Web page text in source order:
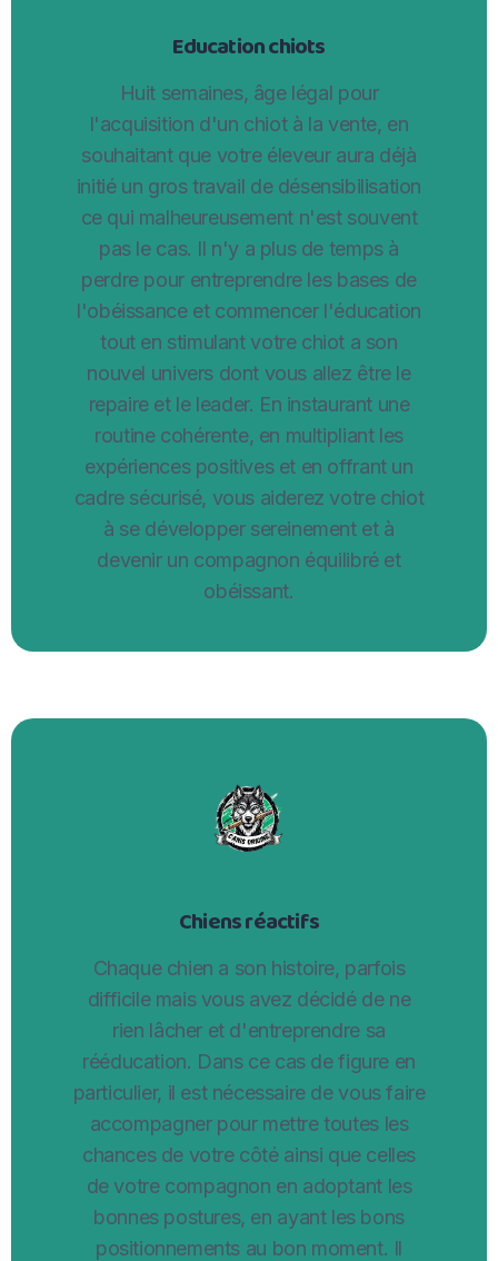
Education chiots
Huit semaines, âge légal pour
l'acquisition d'un chiot à la vente, en
souhaitant que votre éleveur aura déjà
initié un gros travail de désensibilisation
ce qui malheureusement n'est souvent
pas le cas. Il n'y a plus de temps à
perdre pour entreprendre les bases de
l'obéissance et commencer l'éducation
tout en stimulant votre chiot a son
nouvel univers dont vous allez être le
repaire et le leader. En instaurant une
routine cohérente, en multipliant les
expériences positives et en offrant un
cadre sécurisé, vous aiderez votre chiot
à se développer sereinement et à
devenir un compagnon équilibré et
obéissant.
Chiens réactifs
Chaque chien a son histoire, parfois
difficile mais vous avez décidé de ne
rien lâcher et d'entreprendre sa
rééducation. Dans ce cas de figure en
particulier, il est nécessaire de vous faire
accompagner pour mettre toutes les
chances de votre côté ainsi que celles
de votre compagnon en adoptant les
bonnes postures, en ayant les bons
positionnements au bon moment. Il